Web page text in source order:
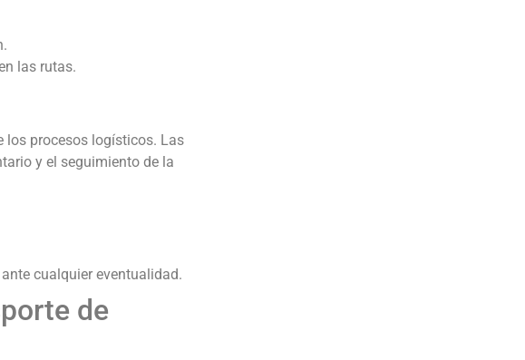
las rutas.
los procesos logísticos. Las
y el seguimiento de la
cualquier eventualidad.
de